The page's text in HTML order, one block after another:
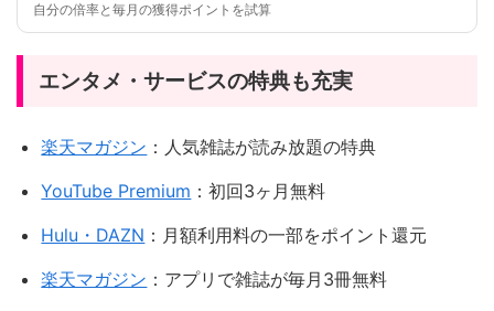
自分の倍率と毎月の獲得ポイントを試算
エンタメ・サービスの特典も充実
楽天マガジン ：人気雑誌が読み放題の特典
YouTube Premium ：初回3ヶ月無料
Hulu・DAZN ：月額利用料の一部をポイント還元
楽天マガジン ：アプリで雑誌が毎月3冊無料